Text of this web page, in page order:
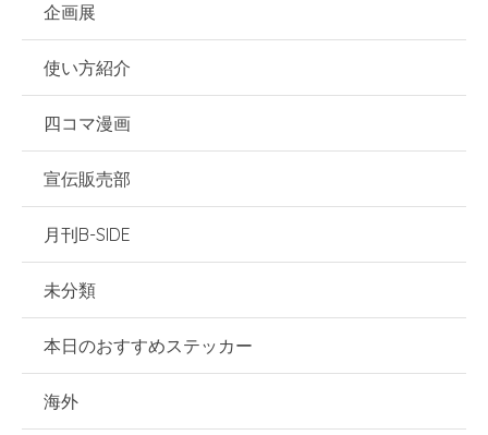
企画展
使い方紹介
四コマ漫画
宣伝販売部
月刊B-SIDE
未分類
本日のおすすめステッカー
海外